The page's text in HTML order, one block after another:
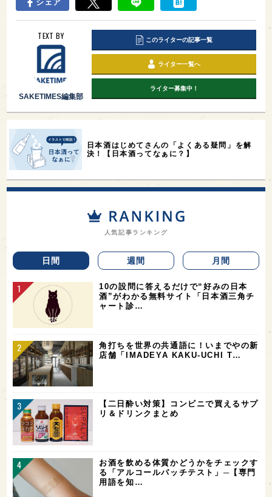
シェア
TEXT BY
SAKETIMES編集部
このライターの記事一覧
ライター一覧へ
ライター募集中！
日本酒はじめてさんの「よくある疑問」を解
決！【日本酒ってなぁに？】
人気記事ランキング
日間 週間 月間
10の設問に答えるだけで“好みの日本
酒”がわかる無料サイト「日本酒三角チ
ャート診…
角打ちを世界の共通語に！いまでやの新
店舗「IMADEYA KAKU-UCHI T…
【二日酔い対策】コンビニで買えるサプ
リ＆ドリンクまとめ
お酒を飲める体質かどうかをチェックす
る「アルコールパッチテスト」─【専門
用語を知…